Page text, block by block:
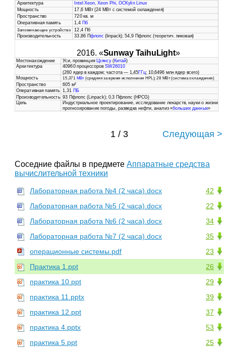
Архитектура
IntelXeon,Xeon Phi, ОСKylin Linux
Мощность
17,6 МВт (24 МВт с системой охлаждения)
Пространство
720 кв. м
Оперативная память
1,4 Пб
Запоминающее устройство
12,4 Пб
Производительность
33,86 Пфлопс (linpack); 54,9 Пфлопс (теоретич. пиковая)
2016. «Sunway TaihuLight»
Местонахождение Уси, провинция Цзянсу( Китай)
Архитектура 40960 процессоровSW26010
(260 ядер в каждом; частота — 1,45ГГц; 10,6496 млн ядер всего)
Мощность
15,371 МВт(средняя за время исполнения HPL); 28 МВт (система охлаждения)
Пространство 605 м²
Оперативная память 1,31
ПБ
Производительность 93 Пфлопс (Linpack); 0.3 Пфлопс (HPCG)
Цель
Индустриальное проектирование, исследование лекарств, науки о жизни,
прогнозирование погоды, разведка нефти, анализ «больших данных»
1 / 3 Следующая >
Соседние файлы в предмете Аппаратные средства
вычислительной техники
42
Лабораторная работа №4 (2 часа).docx
22
Лабораторная работа №5 (2 часа).docx
34
Лабораторная работа №6 (2 часа).docx
35
Лабораторная работа №7 (2 часа).docx
23
операционные системы.pdf
26
Практика 1.ppt
29
практика 10.ppt
39
практика 11.pptx
37
практика 12.ppt
53
практика 4.pptx
25
практика 5.ppt